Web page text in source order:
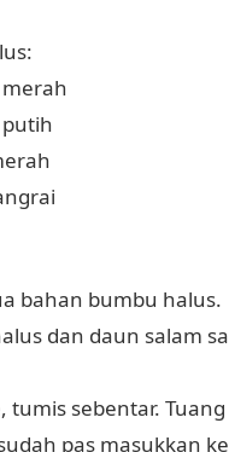
bahan bumbu halus.
dan daun salam
tumis sebentar.
pas masukkan